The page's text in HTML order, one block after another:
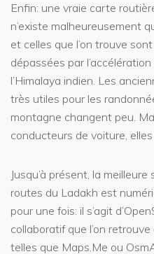
Enfin: une vraie carte
n’existe malheureusement
et celles que l’on trouve
dépassées par
l’Himalaya indien. Les
très utiles pour les
montagne changent peu.
conducteurs de voiture,
Jusqu’à présent, la
routes du Ladakh est
pour une fois: il s’agit
collaboratif que l’on
telles que Maps.Me ou